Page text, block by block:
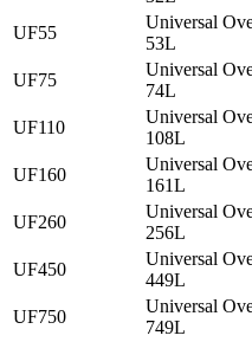
UF55
Universal
53L
UF75
Universal
74L
UF110
Universal
108L
UF160
Universal
161L
UF260
Universal
256L
UF450
Universal
449L
UF750
Universal
749L